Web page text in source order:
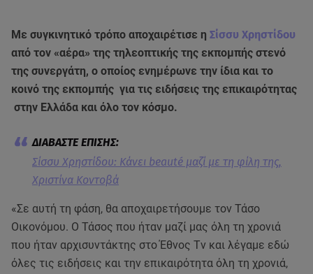
Με συγκινητικό τρόπο αποχαιρέτισε η Σίσσυ Χρηστίδου
από τον «αέρα» της τηλεοπτικής της εκπομπής στενό
της συνεργάτη, ο οποίος ενημέρωνε την ίδια και το
κοινό της εκπομπής για τις ειδήσεις της επικαιρότητας
στην Ελλάδα και όλο τον κόσμο.
Σίσσυ Χρηστίδου: Κάνει beauté μαζί με τη φίλη της,
Χριστίνα Κοντοβά
«Σε αυτή τη φάση, θα αποχαιρετήσουμε τον Τάσο
Οικονόμου. Ο Τάσος που ήταν μαζί μας όλη τη χρονιά
που ήταν αρχισυντάκτης στο Έθνος Τv και λέγαμε εδώ
όλες τις ειδήσεις και την επικαιρότητα όλη τη χρονιά,